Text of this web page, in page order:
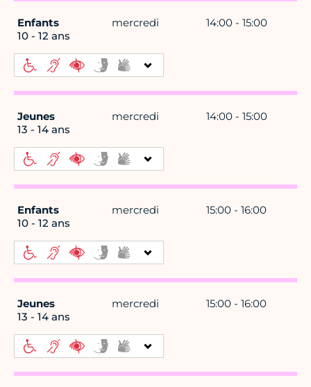
Enfants
10 - 12 ans
mercredi 14:00 - 15:00
Jeunes
13 - 14 ans
mercredi 14:00 - 15:00
Enfants
10 - 12 ans
mercredi 15:00 - 16:00
Jeunes
13 - 14 ans
mercredi 15:00 - 16:00